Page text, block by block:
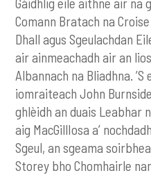
Gàidhlig eile aithne air na
Comann Bratach na
Dhall agus Sgeulachdan
air ainmeachadh air an
Albannach na Bliadhna.
iomraiteach John
ghlèidh an duais Leabhar
aig MacGillIosa a’
Sgeul, an sgeama
Storey bho Chomhairle